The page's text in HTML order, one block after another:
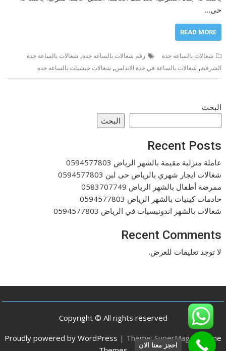
حى…
READ MORE
شغالات بالساعه جدة رقم شغالات بالساعه جدة, شغالات بالساعة جدة
الشرفية, شغالات بالساعة في جدة الاندلس, شغالات حبشيات بالساعه جده
البحث
البحث
Recent Posts
عاملة منزلية مقيمة بالشهر الرياض 0594577803
شغالات ايجار شهري بالرياض حى لبن 0594577803
ممرضة أطفال بالشهر الرياض 0583707749
خادمات كينيات بالشهر الرياض 0594577803
شغالات بالشهر اندونيسيات في الرياض 0594577803
Recent Comments
لا توجد تعليقات للعرض.
Copyright © All rights reserved
Proudly powered by WordPress | Theme: SuperMag by
Acme
احجز معنا الان